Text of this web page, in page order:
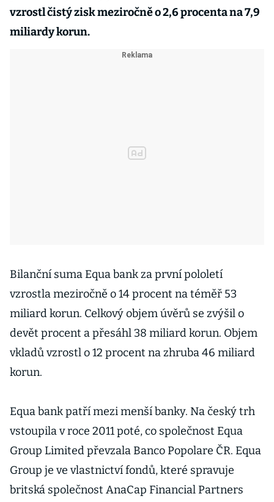
vzrostl čistý zisk meziročně o 2,6 procenta na 7,9
miliardy korun.
Bilanční suma Equa bank za první pololetí
vzrostla meziročně o 14 procent na téměř 53
miliard korun. Celkový objem úvěrů se zvýšil o
devět procent a přesáhl 38 miliard korun. Objem
vkladů vzrostl o 12 procent na zhruba 46 miliard
korun.
Equa bank patří mezi menší banky. Na český trh
vstoupila v roce 2011 poté, co společnost Equa
Group Limited převzala Banco Popolare ČR. Equa
Group je ve vlastnictví fondů, které spravuje
britská společnost AnaCap Financial Partners